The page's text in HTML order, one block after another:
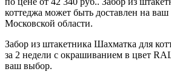
коттеджа может быть доставлен на
Московской области.
Забор из штакетника Шахматка для
за 2 недели с окрашиванием в цвет
ваш выбор.